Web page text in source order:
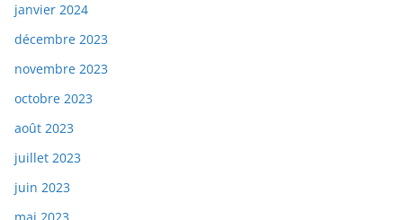
janvier 2024
décembre 2023
novembre 2023
octobre 2023
août 2023
juillet 2023
juin 2023